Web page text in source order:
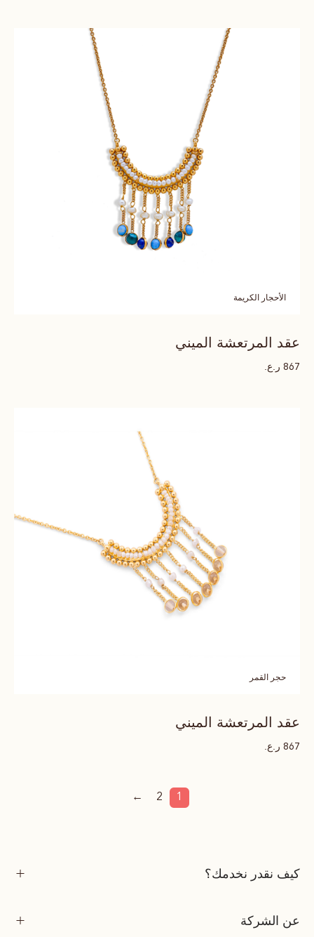
الأحجار الكريمة
عقد المرتعشة الميني
867 ر.ع.
حجر القمر
عقد المرتعشة الميني
867 ر.ع.
1
2
←
كيف نقدر نخدمك؟
عن الشركة